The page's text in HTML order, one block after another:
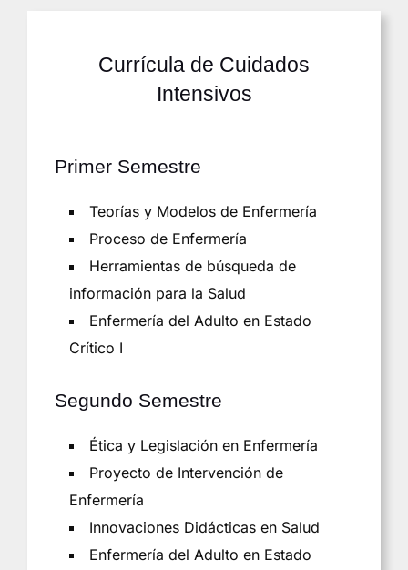
Currícula de Cuidados
Intensivos
Primer Semestre
Teorías y Modelos de Enfermería
Proceso de Enfermería
Herramientas de búsqueda de
información para la Salud
Enfermería del Adulto en Estado
Crítico I
Segundo Semestre
Ética y Legislación en Enfermería
Proyecto de Intervención de
Enfermería
Innovaciones Didácticas en Salud
Enfermería del Adulto en Estado